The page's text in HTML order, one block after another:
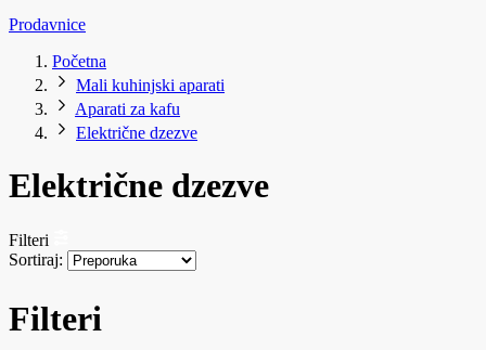
Prodavnice
Početna
Mali kuhinjski aparati
Aparati za kafu
Električne dzezve
Električne dzezve
Filteri
Sortiraj:
Filteri